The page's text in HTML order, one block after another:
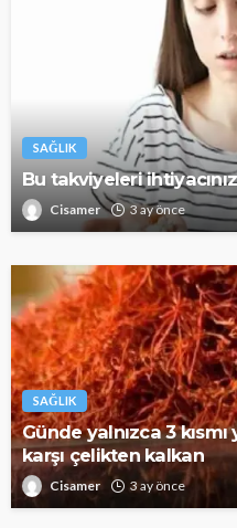
SAĞLIK
Bu takviyeleri ihtiyacınız
Cisamer 3 ay önce
SAĞLIK
Günde yalnızca 3
karşı çelikten kalkan
Cisamer 3 ay önce